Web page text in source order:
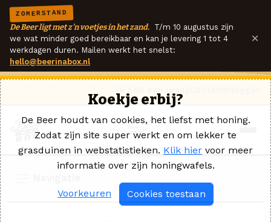
ZOMERSTAND
De Beer ligt met z'n voetjes in het zand. T/m 10 augustus zijn
we wat minder goed bereikbaar en kan je levering 1 tot 4
werkdagen duren. Mailen werkt het snelst:
hello@beerinabox.nl
×
Koekje erbij?
De Beer houdt van cookies, het liefst met honing.
Zodat zijn site super werkt en om lekker te
grasduinen in webstatistieken. Klik hier voor meer
informatie over zijn honingwafels.
Voorkeuren Cookies toestaan